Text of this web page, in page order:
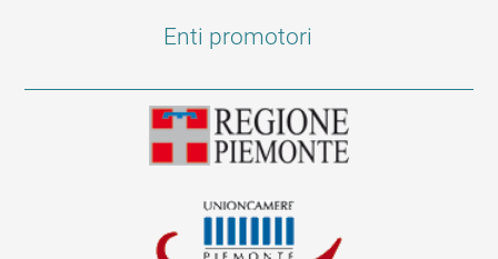
Enti promotori